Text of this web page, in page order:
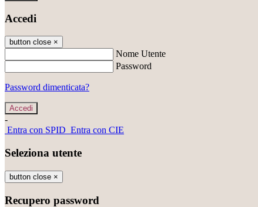
Accedi
button close ×
Nome Utente
Password
Password dimenticata?
-
Entra con SPID Entra con CIE
Seleziona utente
button close ×
Recupero password